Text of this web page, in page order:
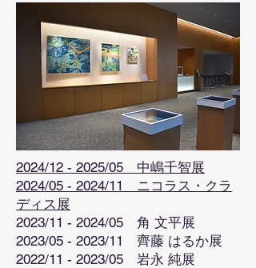
2024/12 - 2025/05 中嶋千智展
2024/05 - 2024/11 ニコラス・クラ
ディス展
2023/11 - 2024/05 角 文平展
2023/05 - 2023/11 齊藤 はるか展
2022/11 - 2023/05 岩永 純展